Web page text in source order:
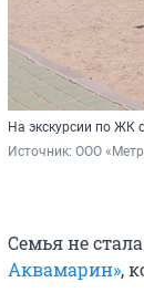
На экскурсии по ЖК
Источник: ООО
Семья не
Аквамарин»,